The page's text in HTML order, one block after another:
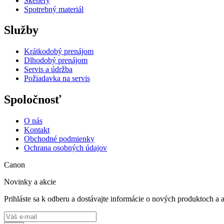
Spotrebný materiál
Služby
Krátkodobý prenájom
Dlhodobý prenájom
Servis a údržba
Požiadavka na servis
Spoločnosť
O nás
Kontakt
Obchodné podmienky
Ochrana osobných údajov
Canon
Novinky a akcie
Prihláste sa k odberu a dostávajte informácie o nových produktoch a